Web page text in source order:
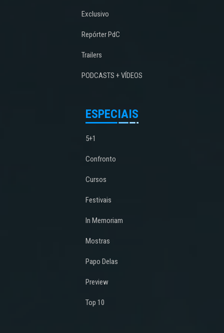
Exclusivo
Repórter PdC
Trailers
PODCASTS + VÍDEOS
ESPECIAIS
5+1
Confronto
Cursos
Festivais
In Memoriam
Mostras
Papo Delas
Preview
Top 10